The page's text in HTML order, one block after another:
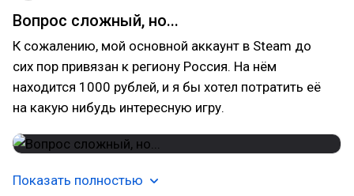
Вопрос сложный, но...
К сожалению, мой основной аккаунт в Steam до
сих пор привязан к региону Россия. На нём
находится 1000 рублей, и я бы хотел потратить её
на какую нибудь интересную игру.
Показать полностью